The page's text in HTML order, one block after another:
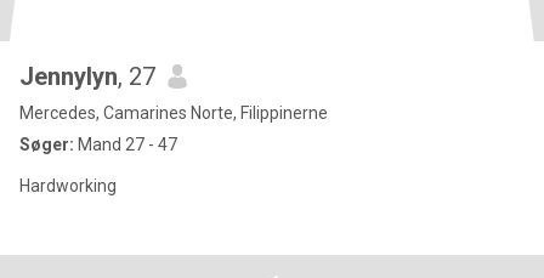
Jennylyn, 27
Mercedes, Camarines Norte, Filippinerne
Søger: Mand 27 - 47
Hardworking